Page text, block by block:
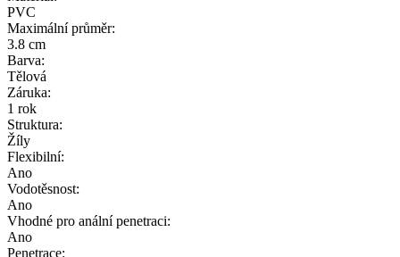
PVC
Maximální průměr:
3.8 cm
Barva:
Tělová
Záruka:
1 rok
Struktura:
Žíly
Flexibilní:
Ano
Vodotěsnost:
Ano
Vhodné pro anální penetraci:
Ano
Penetrace: